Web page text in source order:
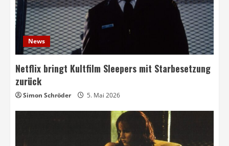
News
Netflix bringt Kultfilm Sleepers mit Starbesetzung
zurück
Simon Schröder 5. Mai 2026